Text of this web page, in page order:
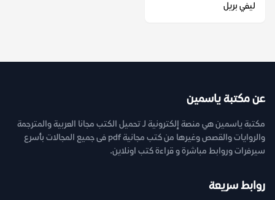
ليفي بريل
عن مكتبة ياسمين
مكتبة ياسمين هي منصة إلكترونية لـ تحميل الكتب مجانا العربية والمترجمة
والروايات والقصص وغيرها من كتب مجانية pdf فى جميع المجالات بأسرع
سيرفرات وروابط مباشرة و قراءة كتب اونلاين.
روابط سريعة